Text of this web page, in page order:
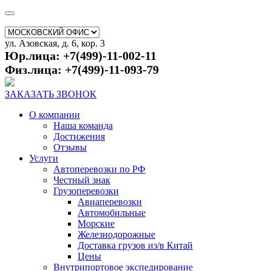
ул. Азовская, д. 6, кор. 3
Юр.лица: +7(499)-11-002-11
Физ.лица: +7(499)-11-093-79
ЗАКАЗАТЬ ЗВОНОК
О компании
Наша команда
Достижения
Отзывы
Услуги
Автоперевозки по РФ
Честный знак
Грузоперевозки
Авиаперевозки
Автомобильные
Морские
Железнодорожные
Доставка грузов из/в Китай
Цены
Внутрипортовое экспедирование